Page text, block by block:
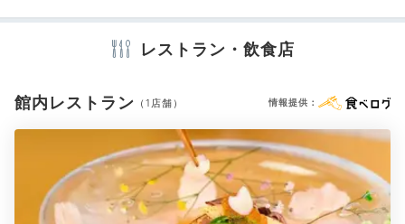
22:00
シャワーを浴びて
カミソリ シャンプー コンディショナー ボディソープ タオル
ドライヤー お茶セット 電気ポット
※設備・アメニティは、確認が取れている情報を表示しています。
レストラン・飲食店
館内レストラン （1店舗） 情報提供：